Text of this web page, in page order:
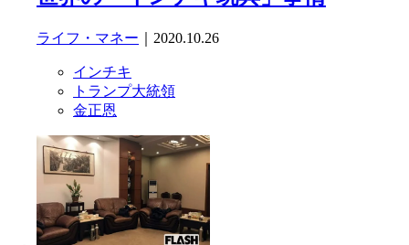
ライフ・マネー ｜2020.10.26
インチキ
トランプ大統領
金正恩